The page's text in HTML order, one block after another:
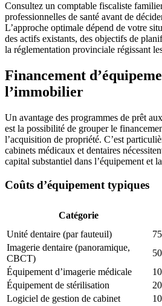
Consultez un comptable fiscaliste
professionnelles de santé avant de
L’approche optimale dépend de votre
des actifs existants, des objectifs de
la réglementation provinciale régissant
Financement
l’immobilier
Un avantage des programmes de prêt
est la possibilité de grouper le
l’acquisition de propriété. C’est
cabinets médicaux et dentaires
capital substantiel dans l’équipement et
Coûts d’équipement typiques
Catégorie
Unité dentaire (par fauteuil)
Imagerie dentaire (panoramique,
CBCT)
Équipement d’imagerie médicale
Équipement de stérilisation
Logiciel de gestion de cabinet